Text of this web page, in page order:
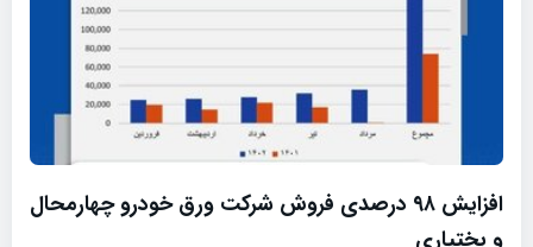
افزایش ۹۸ درصدی فروش شرکت ورق خودرو چهارمحال
و بختیاری